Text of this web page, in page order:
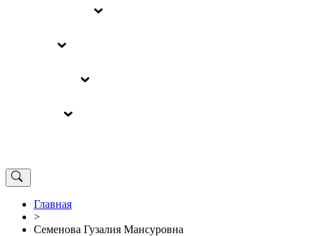
Главная
>
Семенова Гузалия Мансуровна